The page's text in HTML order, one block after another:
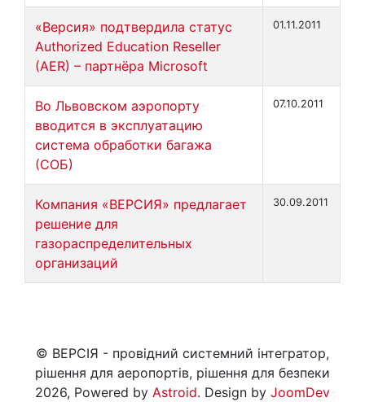
«Версия» подтвердила статус
Authorized Education Reseller
(AER) – партнёра Microsoft
01.11.2011
Во Львовском аэропорту
вводится в эксплуатацию
система обработки багажа
(СОБ)
07.10.2011
Компания «ВЕРСИЯ» предлагает
решение для
газораспределительных
организаций
30.09.2011
© ВЕРСІЯ - провідний системний інтегратор,
рішення для аеропортів, рішення для безпеки
2026, Powered by Astroid. Design by JoomDev